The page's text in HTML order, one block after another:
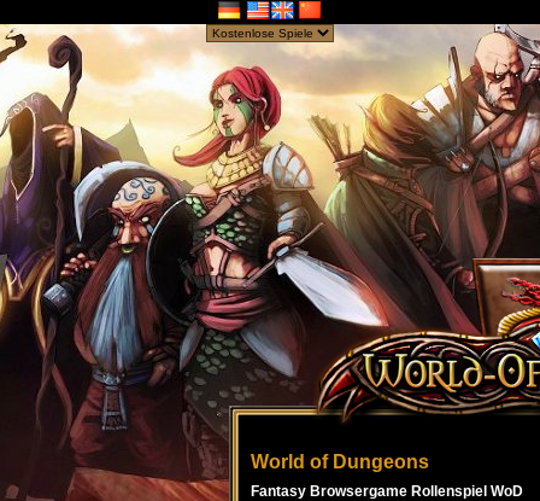
World of Dungeons
Fantasy Browsergame Rollenspiel WoD